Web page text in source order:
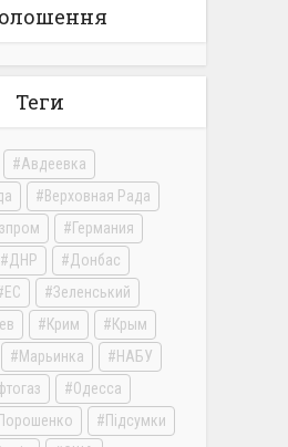
Теги
Авдеевка
Верховная Рада
Германия
ДНР
Донбас
ЕС
Зеленський
Крим
Крым
Марьинка
НАБУ
Одесса
Порошенко
Підсумки